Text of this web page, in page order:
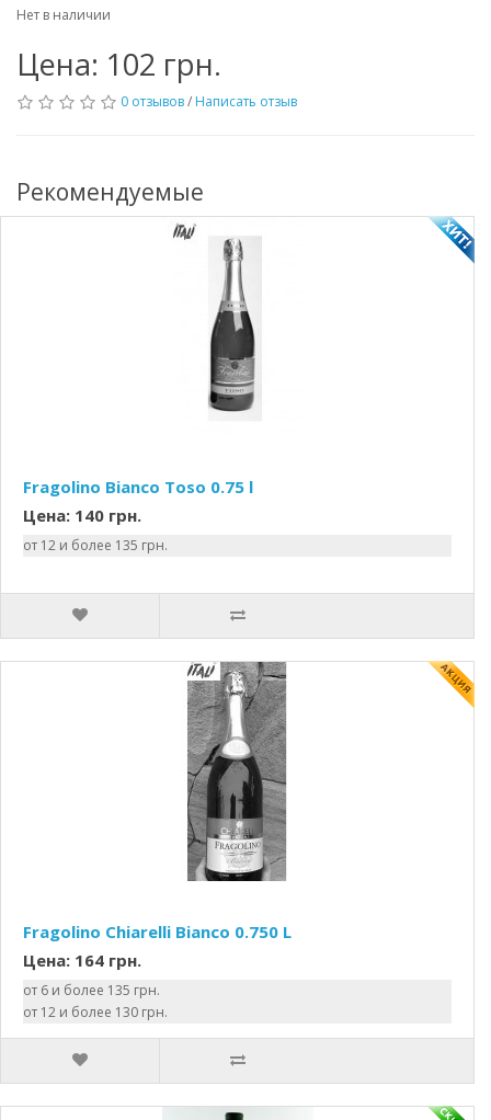
Нет в наличии
Цена: 102 грн.
0 отзывов/ Написать отзыв
Рекомендуемые
Fragolino Bianco Toso 0.75 l
Цена: 140 грн.
от 12 и более 135 грн.
Fragolino Chiarelli Bianco 0.750 L
Цена: 164 грн.
от 6 и более 135 грн.
от 12 и более 130 грн.